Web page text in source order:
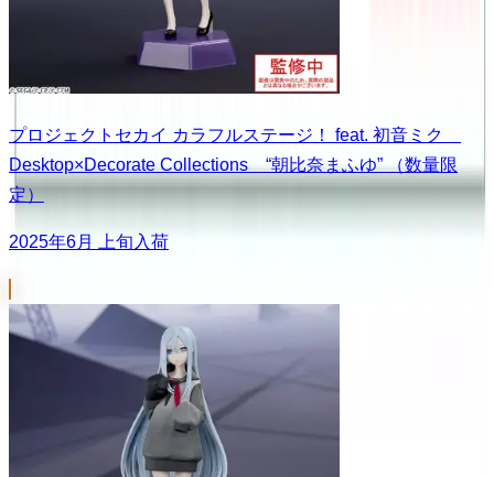
プロジェクトセカイ カラフルステージ！ feat. 初音ミク
Desktop×Decorate Collections “朝比奈まふゆ” （数量限
定）
2025年6月 上旬入荷